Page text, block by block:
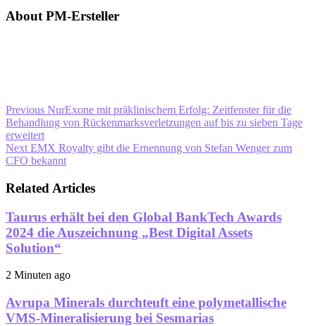
About PM-Ersteller
Previous NurExone mit präklinischem Erfolg: Zeitfenster für die
Behandlung von Rückenmarksverletzungen auf bis zu sieben Tage
erweitert
Next EMX Royalty gibt die Ernennung von Stefan Wenger zum
CFO bekannt
Related Articles
Taurus erhält bei den Global BankTech Awards
2024 die Auszeichnung „Best Digital Assets
Solution“
2 Minuten ago
Avrupa Minerals durchteuft eine polymetallische
VMS-Mineralisierung bei Sesmarias